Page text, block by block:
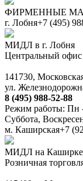
ФИРМЕННЫЕ
г. Лобня+7 (495)
МИДЛ в г. Лобня
Центральный
141730,
ул.
8 (495) 988-52-88
Режим работы: Пн
Суббота,
м. Каширская+7
МИДЛ на Каширке
Розничная